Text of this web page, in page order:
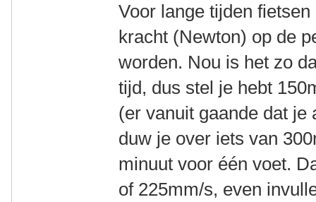
Voor lange tijden
kracht (Newton) op de
worden. Nou is het zo
tijd, dus stel je hebt
(er vanuit gaande dat
duw je over iets van
minuut voor één voet.
of 225mm/s, even